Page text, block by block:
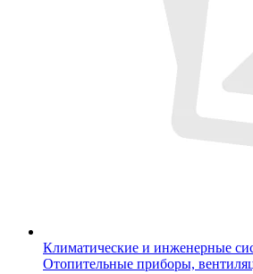
Климатические и инженерные
Отопительные приборы,